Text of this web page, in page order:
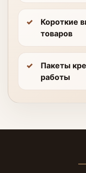
Короткие
товаров
Пакеты
работы